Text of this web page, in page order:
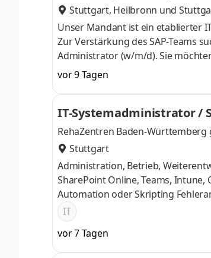
Stuttgart, Heilbronn und
Unser Mandant ist ein etablierter
Zur Verstärkung des SAP-Teams
Administrator (w/m/d). Sie
sicherstellen und aktiv an der
erwartet Sie ein
vielfältigen
bestehender SAP-
vor 9 Tagen
IT-Systemadministrator /
RehaZentren Baden-Württemberg
Stuttgart
Administration, Betrieb,
SharePoint Online, Teams,
Automation oder Skripting
Patches sowie bei der
Weiterentwicklung interner
Systemintegration (m/w/d),
IT
vor 7 Tagen